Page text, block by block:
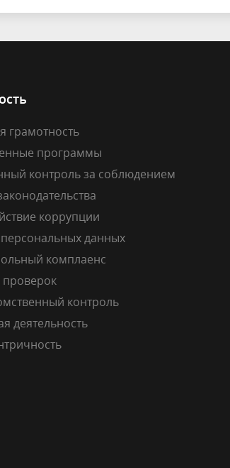
грамотность
программы
контроль за соблюдением
коррупции
данных
комплаенс
проверок
контроль
деятельность